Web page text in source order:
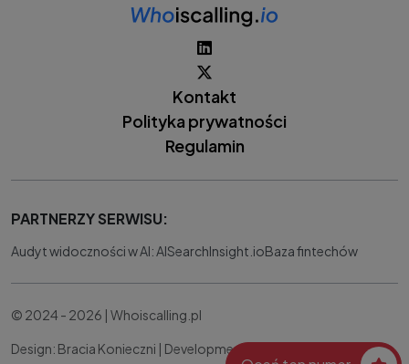
Kontakt
Polityka prywatności
Regulamin
PARTNERZY SERWISU:
Audyt widoczności w AI: AISearchInsight.ioBaza fintechów
© 2024 - 2026 | Whoiscalling.pl
Design: Bracia Konieczni | Development: